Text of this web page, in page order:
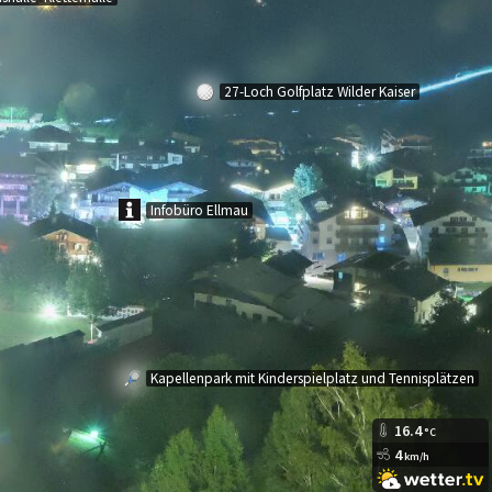
Infobüro Ellmau
27-Loch Golfplatz Wilder Kaiser
Kapellenpark mit Kinderspielplatz und Tennisplätzen
16.4°C
4km/h